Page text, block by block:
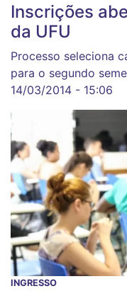
Inscrições
da UFU
Processo seleciona
para o segundo
14/03/2014 - 15:06
INGRESSO